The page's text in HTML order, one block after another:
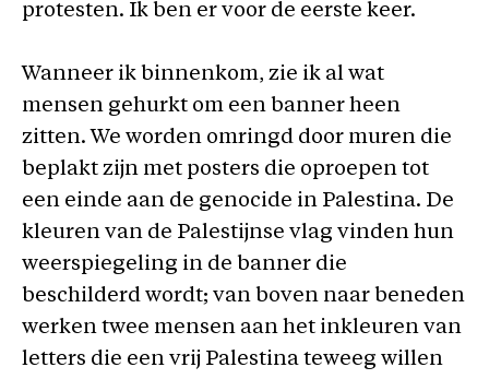
protesten. Ik ben er voor de eerste keer.
Wanneer ik binnenkom, zie ik al wat
mensen gehurkt om een banner heen
zitten. We worden omringd door muren die
beplakt zijn met posters die oproepen tot
een einde aan de genocide in Palestina. De
kleuren van de Palestijnse vlag vinden hun
weerspiegeling in de banner die
beschilderd wordt; van boven naar beneden
werken twee mensen aan het inkleuren van
letters die een vrij Palestina teweeg willen